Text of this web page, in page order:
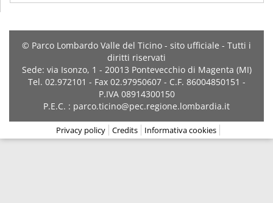
© Parco Lombardo Valle del Ticino - sito ufficiale - Tutti i
diritti riservati
Sede: via Isonzo, 1 - 20013 Pontevecchio di Magenta (MI)
Tel. 02.972101 - Fax 02.97950607 - C.F. 86004850151 -
P.IVA 08914300150
P.E.C. : parco.ticino@pec.regione.lombardia.it
Privacy policy Credits Informativa cookies